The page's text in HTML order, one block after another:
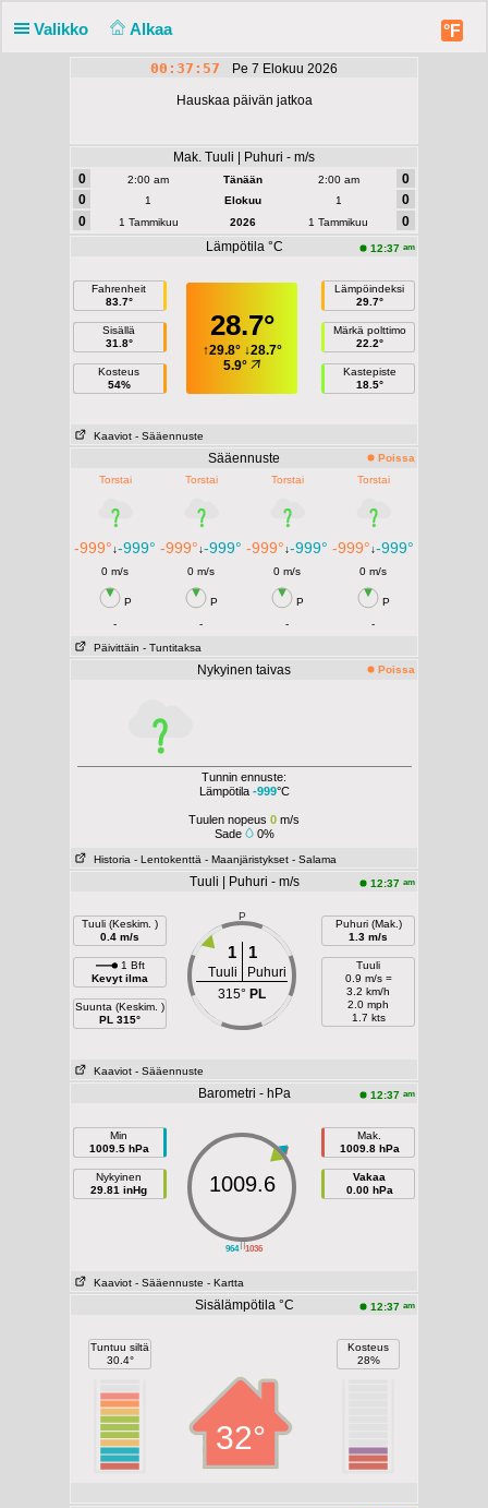
Valikko Alkaa °F
00:37:57 Pe 7 Elokuu 2026
Hauskaa päivän jatkoa
Mak. Tuuli | Puhuri - m/s
0
2:00 am Tänään 2:00 am
0
0
1 Elokuu 1
0
0
1 Tammikuu 2026 1 Tammikuu
0
Lämpötila °C
12:37 am
Fahrenheit
83.7°
Sisällä
31.8°
Kosteus
54%
28.7°
↑29.8°↓28.7°
5.9°
Lämpöindeksi
29.7°
Märkä polttimo
22.2°
Kastepiste
18.5°
Kaaviot - Sääennuste
Sääennuste
Poissa
Torstai
Torstai Torstai Torstai
-999°↓-999° -999°↓-999° -999°↓-999° -999°↓-999°
0 m/s 0 m/s 0 m/s 0 m/s
P P P
P
-
- -
-
Päivittäin - Tuntitaksa
Nykyinen taivas Poissa
Tunnin ennuste:
Lämpötila -999°C
Tuulen nopeus 0 m/s
Sade
0%
Historia - Lentokenttä - Maanjäristykset - Salama
Tuuli | Puhuri - m/s 12:37 am
Tuuli (Keskim. )
0.4 m/s
1 Bft
Kevyt ilma
Suunta (Keskim. )
PL 315°
P
1 1
Tuuli
Puhuri
315° PL
Puhuri (Mak.)
1.3 m/s
Tuuli
0.9 m/s =
3.2 km/h
2.0 mph
1.7 kts
Kaaviot - Sääennuste
Barometri - hPa 12:37 am
Min
1009.5 hPa
Nykyinen
29.81 inHg
||
964 1036
1009.6
Mak.
1009.8 hPa
Vakaa
0.00 hPa
Kaaviot - Sääennuste - Kartta
Sisälämpötila °C 12:37 am
Tuntuu siltä
30.4°
32°
Kosteus
28%